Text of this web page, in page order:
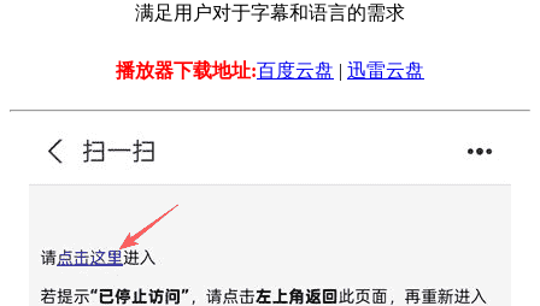
满足用户对于字幕和语言的需求
播放器下载地址:百度云盘 | 迅雷云盘